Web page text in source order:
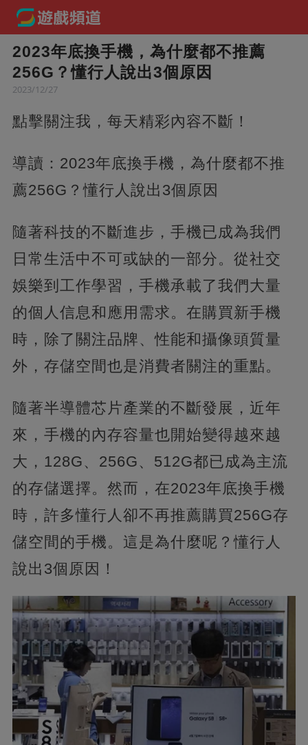
2023年底換手機，為什麼都不推薦
256G？懂行人說出3個原因
2023/12/27
點擊關注我，每天精彩內容不斷！
導讀：2023年底換手機，為什麼都不推
薦256G？懂行人說出3個原因
隨著科技的不斷進步，手機已成為我們
日常生活中不可或缺的一部分。從社交
娛樂到工作學習，手機承載了我們大量
的個人信息和應用需求。在購買新手機
時，除了關注品牌、性能和攝像頭質量
外，存儲空間也是消費者關注的重點。
隨著半導體芯片產業的不斷發展，近年
來，手機的內存容量也開始變得越來越
大，128G、256G、512G都已成為主流
的存儲選擇。然而，在2023年底換手機
時，許多懂行人卻不再推薦購買256G存
儲空間的手機。這是為什麼呢？懂行人
說出3個原因！